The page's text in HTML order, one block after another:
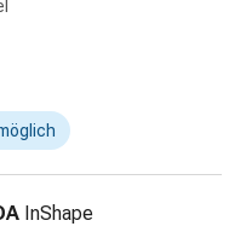
InShape